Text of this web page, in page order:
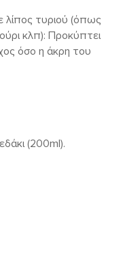
λίπος τυριού (όπως
κλπ): Προκύπτει
όσο η άκρη του
(200ml).